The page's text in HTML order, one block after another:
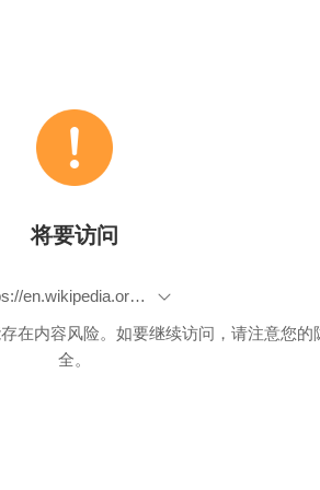
将要访问
https://en.wikipedia.org/wiki/Two-phase_commit_protocol
在内容风险。如要继续访问，请注意您的
全。